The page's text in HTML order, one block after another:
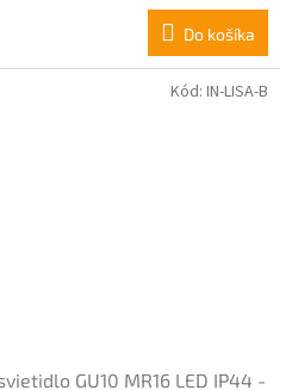
Do košíka
GU10 MR16 LED IP44 -
Kód: IN-LISA-B